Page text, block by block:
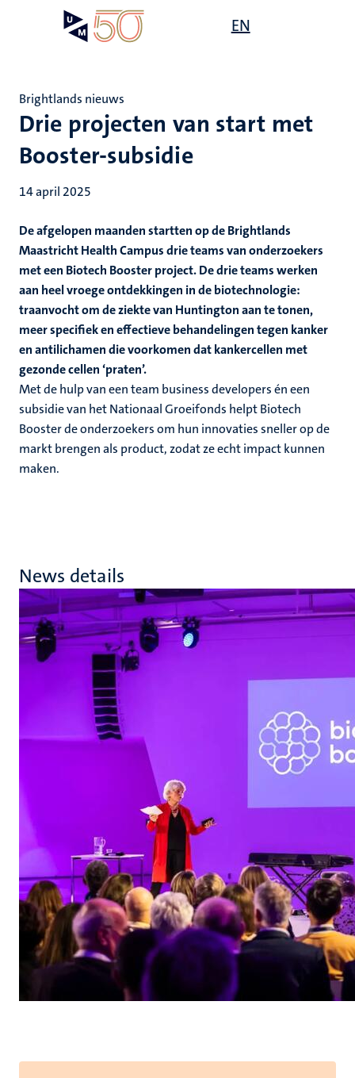
EN
Drie projecten van start met
Booster-subsidie
Brightlands nieuws
14 april 2025
De afgelopen maanden startten op de Brightlands
Maastricht Health Campus drie teams van onderzoekers
met een Biotech Booster project. De drie teams werken
aan heel vroege ontdekkingen in de biotechnologie:
traanvocht om de ziekte van Huntington aan te tonen,
meer specifiek en effectieve behandelingen tegen kanker
en antilichamen die voorkomen dat kankercellen met
gezonde cellen ‘praten’.
Met de hulp van een team business developers én een
subsidie van het Nationaal Groeifonds helpt Biotech
Booster de onderzoekers om hun innovaties sneller op de
markt brengen als product, zodat ze echt impact kunnen
maken.
News details